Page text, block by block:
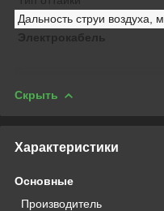
Дальность струи воздуха, м
Электрокабель
Скрыть
Характеристики
Основные
Производитель